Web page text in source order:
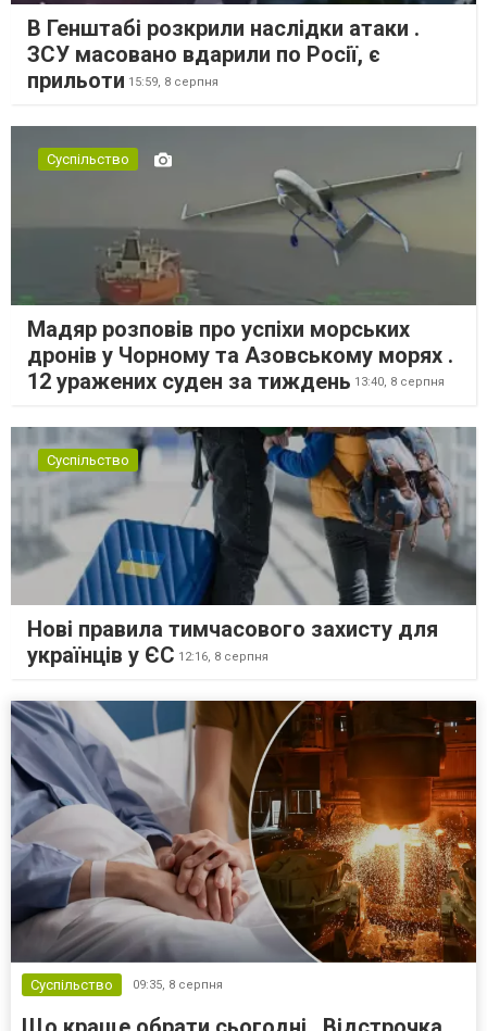
В Генштабі розкрили наслідки атаки .
ЗСУ масовано вдарили по Росії, є
прильоти 15:59, 8 серпня
Суспільство
Мадяр розповів про успіхи морських
дронів у Чорному та Азовському морях .
12 уражених суден за тиждень 13:40, 8 серпня
Суспільство
Нові правила тимчасового захисту для
українців у ЄС 12:16, 8 серпня
Суспільство 09:35, 8 серпня